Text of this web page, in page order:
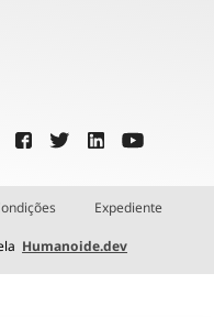
Expediente
Humanoide.dev